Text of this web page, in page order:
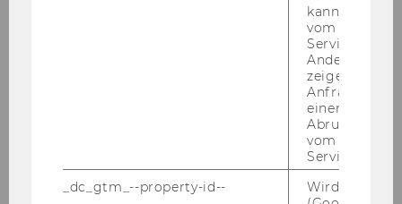
Stefan Schöggl
kann, um
vom AMP-
Service
Andere
zeigen Opt-
Anfrage im
einen Fehler
Abrufen
vom AMP
Service an.
_dc_gtm_--property-id--
Wird von